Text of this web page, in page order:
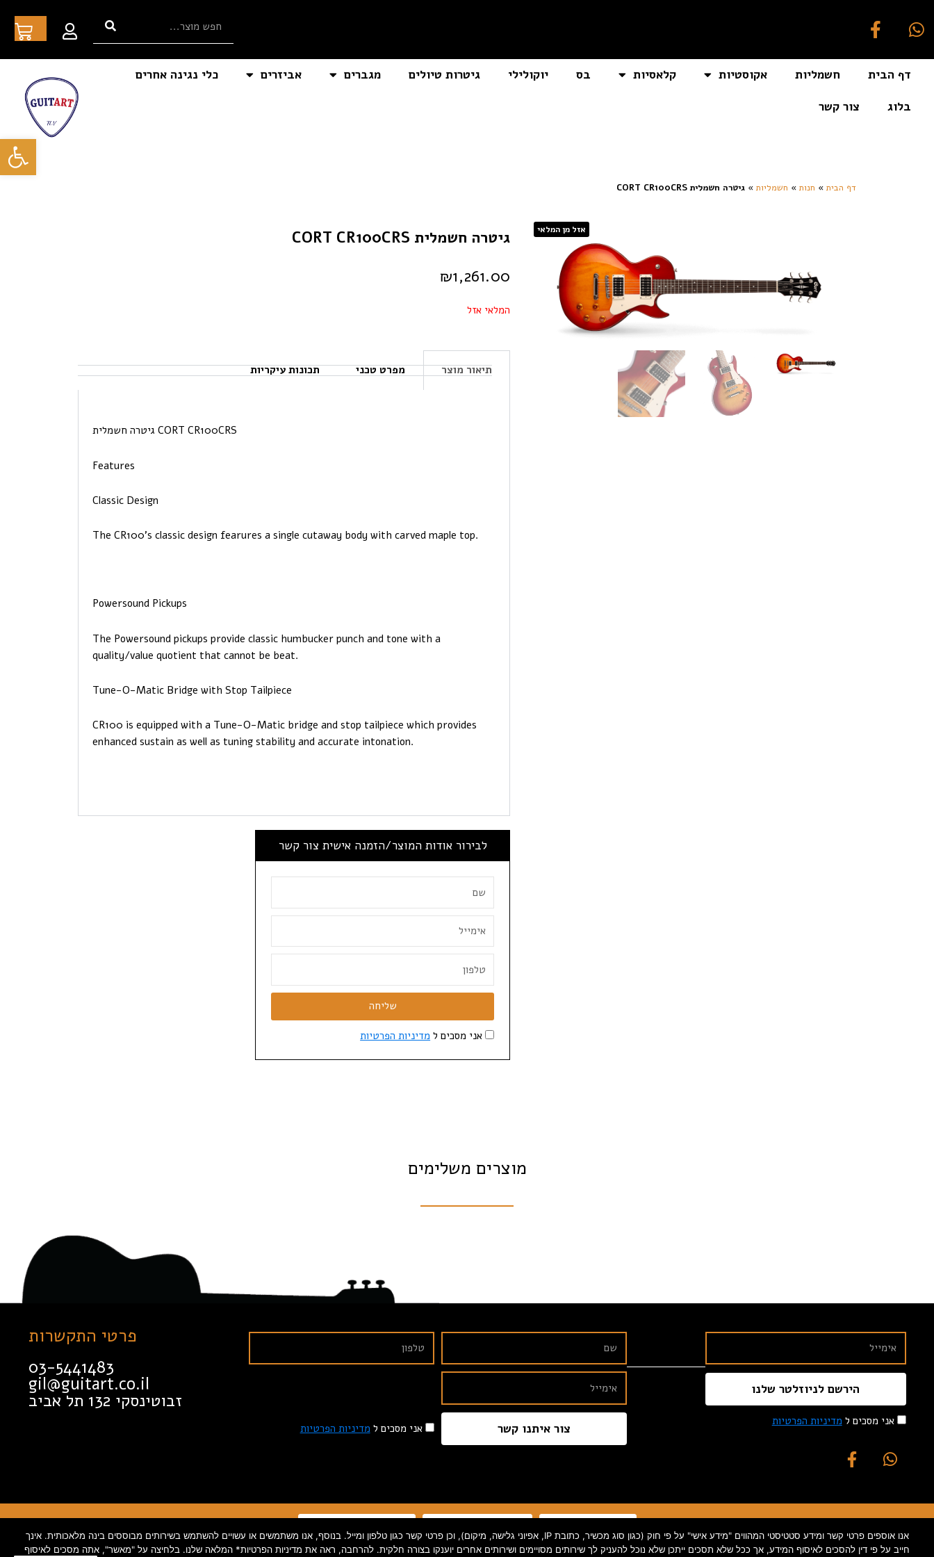
פתח
דף הבית חשמליות אקוסטיות קלאסיות בס יוקולילי גיטרות טיולים מגברים אביזרים
כלי נגינה אחרים
בלוג
צור קשר
דף הבית » חנות » חשמליות » גיטרה חשמלית CORT CR100CRS
אזל מן המלאי
גיטרה חשמלית CORT CR100CRS
₪1,261.00
המלאי אזל
תיאור מוצר מפרט טכני תכונות עיקריות
גיטרה חשמלית CORT CR100CRS
Features
Classic Design
The CR100’s classic design fearures a single cutaway body with carved maple top.
Powersound Pickups
The Powersound pickups provide classic humbucker punch and tone with a
quality/value quotient that cannot be beat.
Tune-O-Matic Bridge with Stop Tailpiece
CR100 is equipped with a Tune-O-Matic bridge and stop tailpiece which provides
enhanced sustain as well as tuning stability and accurate intonation.
לבירור אודות המוצר/הזמנה אישית צור קשר
אני מסכים ל מדיניות הפרטיות
שליחה
מוצרים משלימים
אני מסכים ל מדיניות הפרטיות
הירשם לניוזלטר שלנו
אני מסכים ל מדיניות הפרטיות צור איתנו קשר
פרטי התקשרות
03-5441483
gil@guitart.co.il
זבוטינסקי 132 תל אביב
הצהרת נגישות מדיניות פרטיות
אנו אוספים פרטי קשר ומידע סטטיסטי המהווים "מידע אישי" על פי חוק (כגון סוג מכשיר, כתובת IP, אפיוני גלישה, מיקום), וכן פרטי קשר כגון טלפון ומייל. בנוסף, אנו משתמשים או עשויים להשתמש בשירותים מבוססים בינה מלאכותית. אינך
חייב על פי דין להסכים לאיסוף המידע, אך ככל שלא תסכים ייתכן שלא נוכל להעניק לך שירותים מסויימים ושירותים אחרים יוענקו בצורה חלקית. להרחבה, ראה את מדיניות הפרטיות* המלאה שלנו. בלחיצה על "מאשר", אתה מסכים לאיסוף